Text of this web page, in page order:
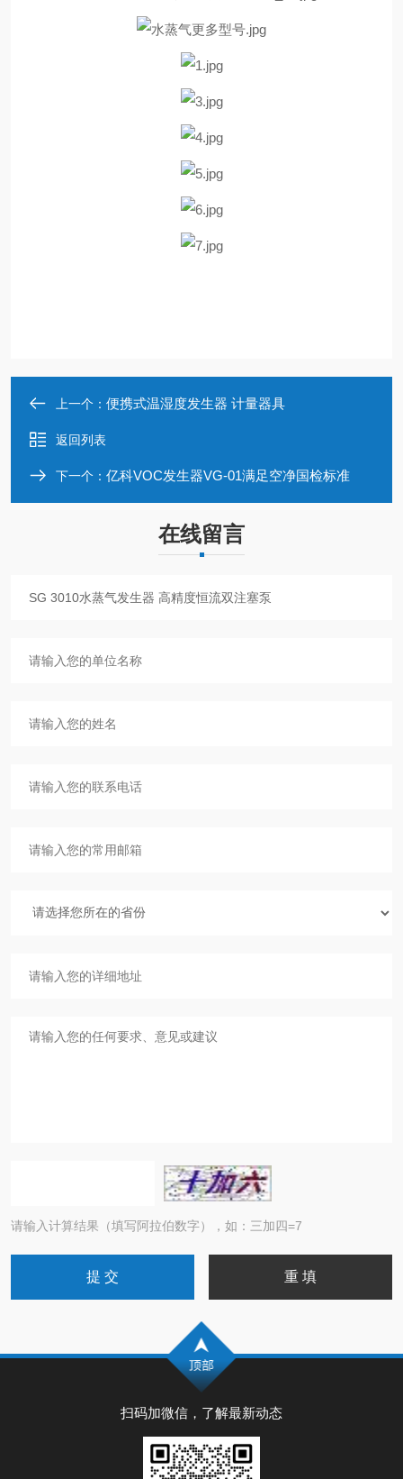
上一个： 便携式温湿度发生器 计量器具
返回列表
下一个： 亿科VOC发生器VG-01满足空净国检标准
在线留言
请输入计算结果（填写阿拉伯数字），如：三加四=7
扫码加微信，了解最新动态